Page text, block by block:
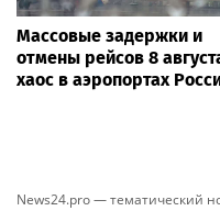
Массовые задержки и
отмены рейсов 8
хаос в аэропортах
News24.pro — тематический